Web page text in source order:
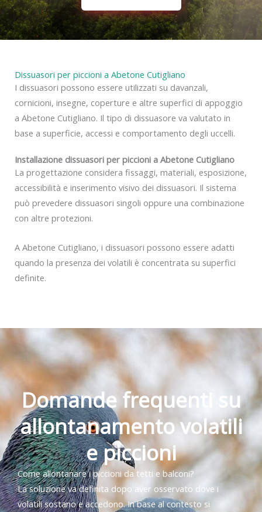
Dissuasori per piccioni a Abetone Cutigliano
I dissuasori possono essere utilizzati su davanzali,
cornicioni, insegne, coperture e altre superfici di appoggio
a Abetone Cutigliano. Il tipo di dissuasore va valutato in
base a superficie, accessi e comportamento degli uccelli.
Installazione dissuasori per piccioni a Abetone Cutigliano
La progettazione considera fissaggi, materiali, esposizione,
accessibilità e inserimento visivo dei dissuasori. Il sistema
può prevedere dissuasori singoli oppure una combinazione
con altre protezioni.
A Abetone Cutigliano, i dissuasori possono essere adatti
quando la presenza dei volatili è concentrata su superfici
definite.
Domande frequenti su
allontanamento volatili
e piccioni
Come allontanare i piccioni da tetti e balconi?
La soluzione va definita dopo aver osservato dove i
volatili sostano e accedono. In base al contesto si